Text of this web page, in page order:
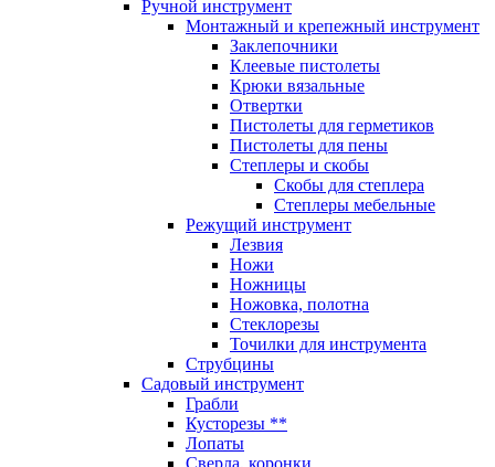
Ручной инструмент
Монтажный и крепежный инструмент
Заклепочники
Клеевые пистолеты
Крюки вязальные
Отвертки
Пистолеты для герметиков
Пистолеты для пены
Степлеры и скобы
Скобы для степлера
Степлеры мебельные
Режущий инструмент
Лезвия
Ножи
Ножницы
Ножовка, полотна
Стеклорезы
Точилки для инструмента
Струбцины
Садовый инструмент
Грабли
Кусторезы **
Лопаты
Сверла, коронки